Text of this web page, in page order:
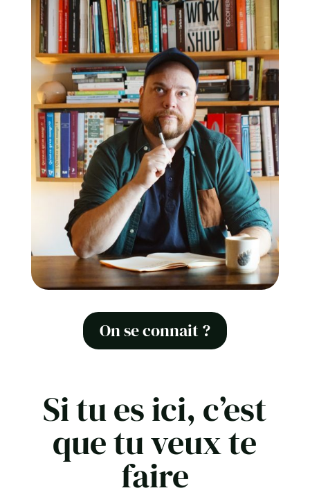
On se connait ?
Si tu es ici, c’est
que tu veux te
faire